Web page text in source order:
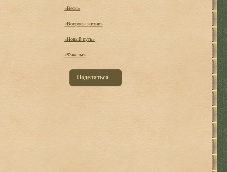
«Весы»
«Вопросы жизни»
«Новый путь»
«Факелы»
Поделиться